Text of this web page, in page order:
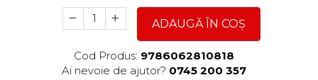
ADAUGĂ ÎN COȘ
Cod Produs: 9786062810818
Ai nevoie de ajutor? 0745 200 357